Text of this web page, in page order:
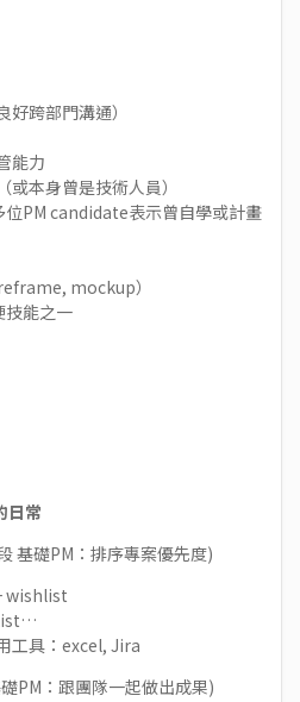
跨部門溝通）
能力
本身曾是技術人員）
位PM candidate表示曾自學或計畫
mockup）
能之一
常
基礎PM：排序專案優先度)
wishlist
工具：excel, Jira
PM：跟團隊一起做出成果)